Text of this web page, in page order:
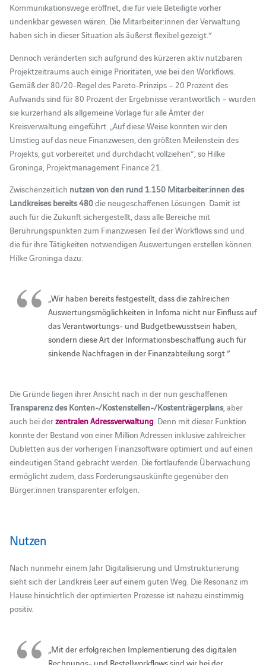
Kommunikationswege eröffnet, die für viele Beteiligte vorher
undenkbar gewesen wären. Die Mitarbeiter:innen der Verwaltung
haben sich in dieser Situation als äußerst flexibel gezeigt.“
Dennoch veränderten sich aufgrund des kürzeren aktiv nutzbaren
Projektzeitraums auch einige Prioritäten, wie bei den Workflows.
Gemäß der 80/20-Regel des Pareto-Prinzips – 20 Prozent des
Aufwands sind für 80 Prozent der Ergebnisse verantwortlich – wurden
sie kurzerhand als allgemeine Vorlage für alle Ämter der
Kreisverwaltung eingeführt. „Auf diese Weise konnten wir den
Umstieg auf das neue Finanzwesen, den größten Meilenstein des
Projekts, gut vorbereitet und durchdacht vollziehen“, so Hilke
Groninga, Projektmanagement Finance 21.
Zwischenzeitlich nutzen von den rund 1.150 Mitarbeiter:innen des
Landkreises bereits 480die neugeschaffenen Lösungen. Damit ist
auch für die Zukunft sichergestellt, dass alle Bereiche mit
Berührungspunkten zum Finanzwesen Teil der Workflows sind und
die für ihre Tätigkeiten notwendigen Auswertungen erstellen können.
Hilke Groninga dazu:
„Wir haben bereits festgestellt, dass die zahlreichen
Auswertungsmöglichkeiten in Infoma nicht nur Einfluss auf
das Verantwortungs- und Budgetbewusstsein haben,
sondern diese Art der Informationsbeschaffung auch für
sinkende Nachfragen in der Finanzabteilung sorgt.“
Die Gründe liegen ihrer Ansicht nach in der nun geschaffenen
Transparenz des Konten-/Kostenstellen-/Kostenträgerplans, aber
auch bei derzentralen Adressverwaltung. Denn mit dieser Funktion
konnte der Bestand von einer Million Adressen inklusive zahlreicher
Dubletten aus der vorherigen Finanzsoftware optimiert und auf einen
eindeutigen Stand gebracht werden. Die fortlaufende Überwachung
ermöglicht zudem, dass Forderungsauskünfte gegenüber den
Bürger:innen transparenter erfolgen.
Nutzen
Nach nunmehr einem Jahr Digitalisierung und Umstrukturierung
sieht sich der Landkreis Leer auf einem guten Weg. Die Resonanz im
Hause hinsichtlich der optimierten Prozesse ist nahezu einstimmig
positiv.
„Mit der erfolgreichen Implementierung des digitalen
Rechnungs- und Bestellworkflows sind wir bei der